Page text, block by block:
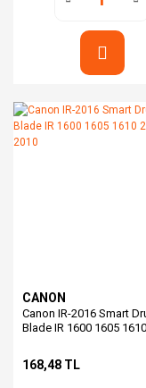
CANON
Canon IR-2016 Smart
Blade IR 1600 1605
168,48 TL